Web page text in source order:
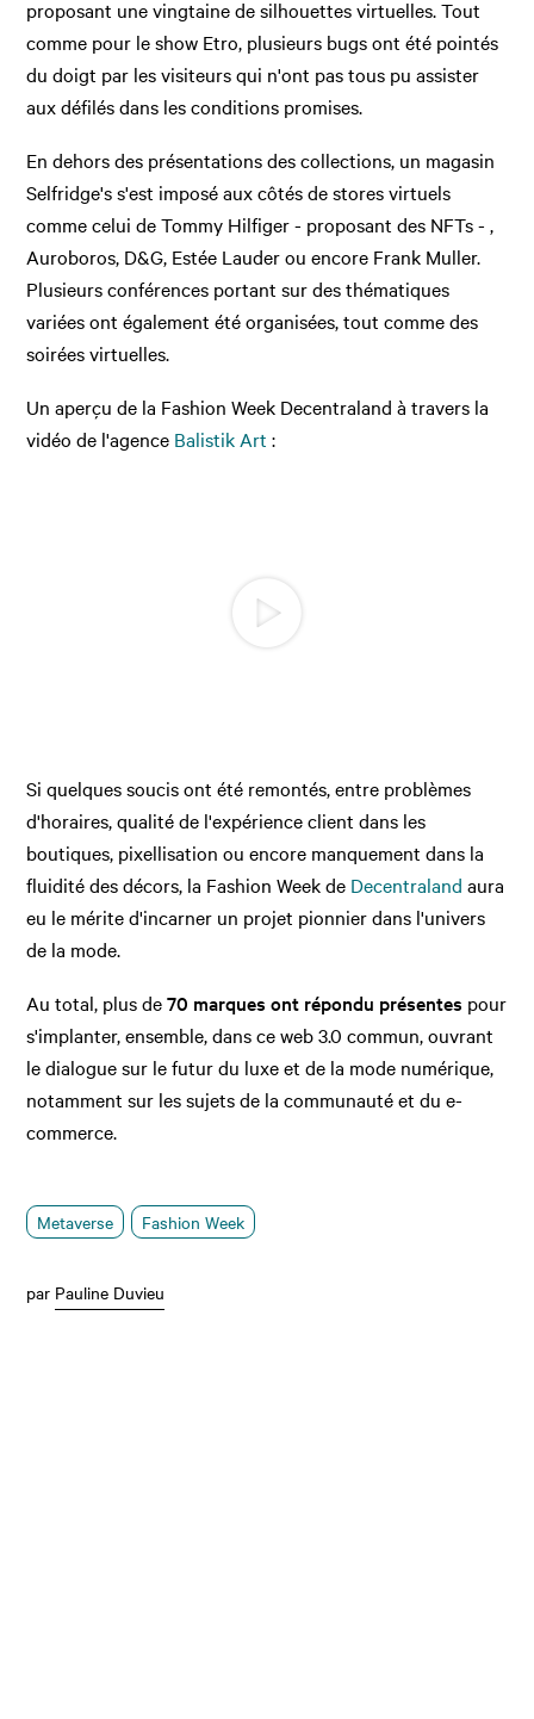
proposant une vingtaine de silhouettes virtuelles. Tout
comme pour le show Etro, plusieurs bugs ont été pointés
du doigt par les visiteurs qui n'ont pas tous pu assister
aux défilés dans les conditions promises.
En dehors des présentations des collections, un magasin
Selfridge's s'est imposé aux côtés de stores virtuels
comme celui de Tommy Hilfiger - proposant des NFTs - ,
Auroboros, D&G, Estée Lauder ou encore Frank Muller.
Plusieurs conférences portant sur des thématiques
variées ont également été organisées, tout comme des
soirées virtuelles.
Un aperçu de la Fashion Week Decentraland à travers la
vidéo de l'agence Balistik Art :
Si quelques soucis ont été remontés, entre problèmes
d'horaires, qualité de l'expérience client dans les
boutiques, pixellisation ou encore manquement dans la
fluidité des décors, la Fashion Week de Decentraland aura
eu le mérite d'incarner un projet pionnier dans l'univers
de la mode.
Au total, plus de70 marques ont répondu présentes pour
s'implanter, ensemble, dans ce web 3.0 commun, ouvrant
le dialogue sur le futur du luxe et de la mode numérique,
notamment sur les sujets de la communauté et du e-
commerce.
Metaverse Fashion Week
par Pauline Duvieu